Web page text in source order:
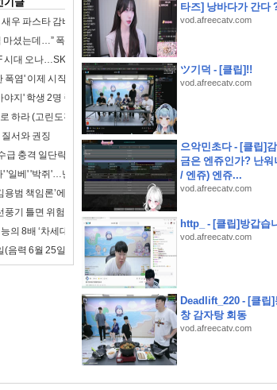
우 파스타 감바스 원팬파스타 만들기
마셨는데…” 폭염에 맹물이 독이 되는 이유
시대 오나…SK하이닉스, 첫 표준규격 공개
폭염' 이제 시작일 뿐…전문가들 "2050년까지 지속" 경고
야지' 학생 2명 중징계
하라 (고린도전서5장 1-8절)
서와 권징
급 충격 일단락…8월 실적 장세 본격화"
' '일베' '박쥐'…난타전 치닫는 민주당 전당대회
용범 책임론’에 “대책 챙기는 게 더 중요”
풍기 틀면 위험”…WHO의 폭염 생존 수칙
의 8배 ‘차세대 zHBM’ 승부수
(음력 6월 25일) 금요일 띠별 운세
타즈] 낭바다가 간다
vod.afreecatv.com
ツ기덕 - [클립]!!
vod.afreecatv.com
으악민초다 - [클립]
금은 엔쥬인가? 난
/ 엔쥬) 엔쥬...
vod.afreecatv.com
http_ - [클립]방갑습
vod.afreecatv.com
Deadlift_220 - [클립]
창 감자탕 회동
vod.afreecatv.com